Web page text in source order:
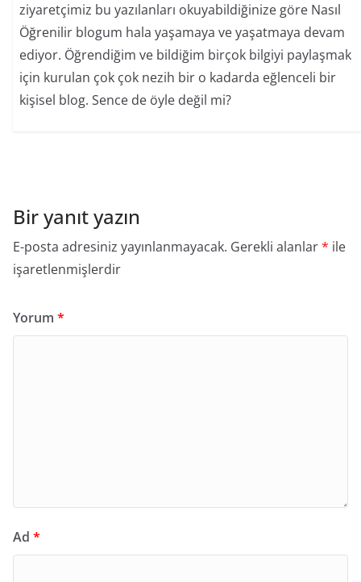
ziyaretçimiz bu yazılanları okuyabildiğinize göre Nasıl
Öğrenilir blogum hala yaşamaya ve yaşatmaya devam
ediyor. Öğrendiğim ve bildiğim birçok bilgiyi paylaşmak
için kurulan çok çok nezih bir o kadarda eğlenceli bir
kişisel blog. Sence de öyle değil mi?
Bir yanıt yazın
E-posta adresiniz yayınlanmayacak. Gerekli alanlar* ile
işaretlenmişlerdir
Yorum *
Ad *